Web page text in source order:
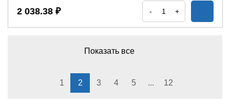
2 038.38 ₽ - +
Показать все
1 2 3 4 5 ... 12